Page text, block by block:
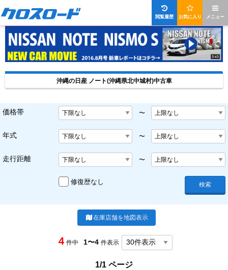
メニュー
お気に入り
閲覧履歴
沖縄の日産 ノート(沖縄県北中城村)中古車
価格帯 〜
年式 〜
走行距離 〜
修復歴なし 検索
在庫店舗を地図表示
4 件中 1〜4 件表示
1/1 ページ